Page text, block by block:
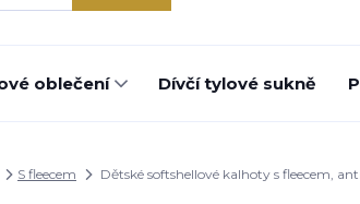
oblečení Dívčí tylové sukně
S fleecem Dětské softshellové kalhoty s fleecem,